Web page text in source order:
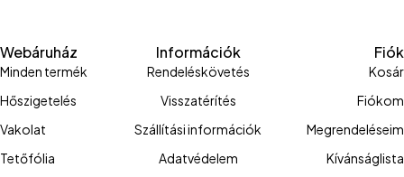
Webáruház
Minden termék
Hőszigetelés
Vakolat
Tetőfólia
Információk
Rendeléskövetés
Visszatérítés
Szállítási információk
Adatvédelem
Fiók
Kosár
Fiókom
Megrendeléseim
Kívánságlista